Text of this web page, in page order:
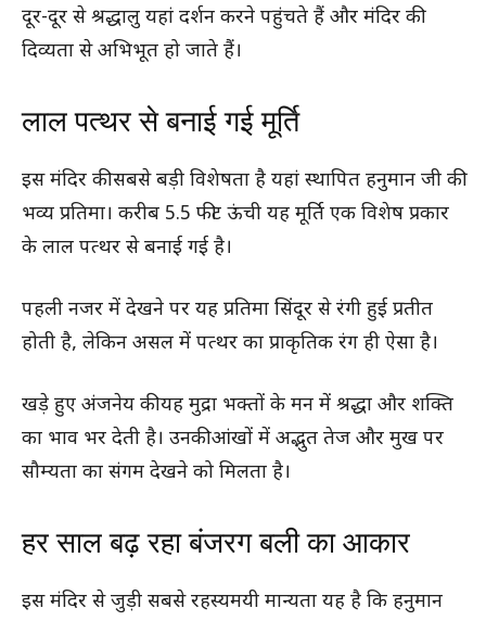
दूर-दूर से श्रद्धालु यहां दर्शन करने पहुंचते हैं और मंदिर की
दिव्यता से अभिभूत हो जाते हैं।
लाल पत्थर से बनाई गई मूर्ति
इस मंदिर की सबसे बड़ी विशेषता है यहां स्थापित हनुमान जी की
भव्य प्रतिमा। करीब 5.5 फीट ऊंची यह मूर्ति एक विशेष प्रकार
के लाल पत्थर से बनाई गई है।
पहली नजर में देखने पर यह प्रतिमा सिंदूर से रंगी हुई प्रतीत
होती है, लेकिन असल में पत्थर का प्राकृतिक रंग ही ऐसा है।
खड़े हुए अंजनेय की यह मुद्रा भक्तों के मन में श्रद्धा और शक्ति
का भाव भर देती है। उनकी आंखों में अद्भुत तेज और मुख पर
सौम्यता का संगम देखने को मिलता है।
हर साल बढ़ रहा बंजरग बली का आकार
इस मंदिर से जुड़ी सबसे रहस्यमयी मान्यता यह है कि हनुमान